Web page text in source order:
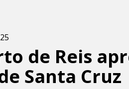
de Reis
Santa Cruz